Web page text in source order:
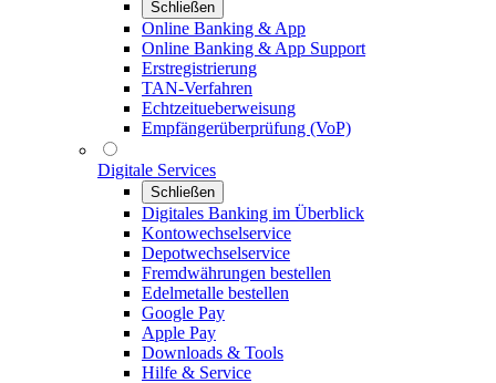
Schließen
Online Banking & App
Online Banking & App Support
Erstregistrierung
TAN-Verfahren
Echtzeitueberweisung
Empfängerüberprüfung (VoP)
Digitale Services
Schließen
Digitales Banking im Überblick
Kontowechselservice
Depotwechselservice
Fremdwährungen bestellen
Edelmetalle bestellen
Google Pay
Apple Pay
Downloads & Tools
Hilfe & Service